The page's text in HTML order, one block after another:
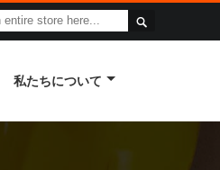

私たちについて